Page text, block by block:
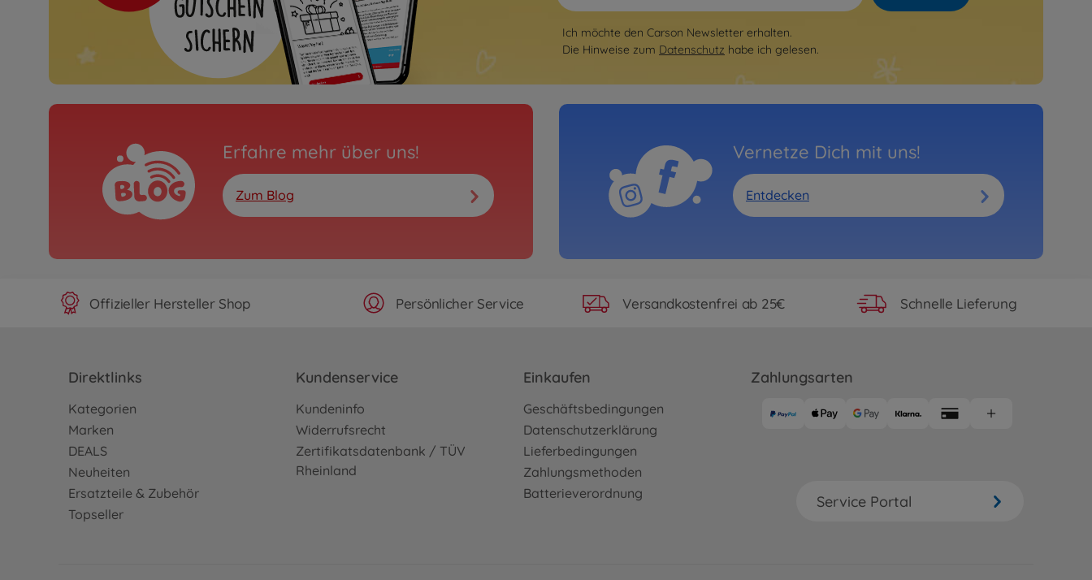
Ich möchte den Carson Newsletter erhalten.
Die Hinweise zum Datenschutz habe ich gelesen.
Erfahre mehr über uns!
Zum Blog
Vernetze Dich mit uns!
Entdecken
Offizieller Hersteller Shop Persönlicher Service Versandkostenfrei ab 25€ Schnelle Lieferung
Direktlinks
Kategorien
Marken
DEALS
Neuheiten
Ersatzteile & Zubehör
Topseller
Kundenservice
Kundeninfo
Widerrufsrecht
Zertifikatsdatenbank / TÜV
Rheinland
Einkaufen
Geschäftsbedingungen
Datenschutzerklärung
Lieferbedingungen
Zahlungsmethoden
Batterieverordnung
Zahlungsarten
Service Portal